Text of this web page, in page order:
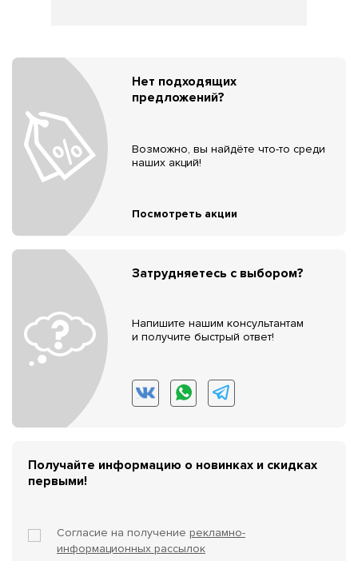
Нет подходящих
предложений?
Возможно, вы найдёте что-то среди
наших акций!
Посмотреть акции
Затрудняетесь с выбором?
Напишите нашим консультантам
и получите быстрый ответ!
Получайте информацию о новинках и скидках
первыми!
Согласие на получение рекламно-
информационных рассылок